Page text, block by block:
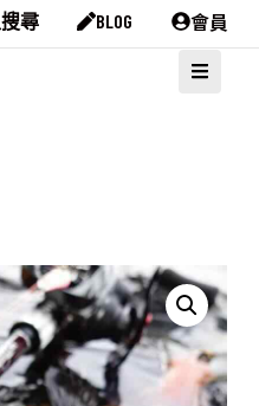
搜尋 BLOG 會員